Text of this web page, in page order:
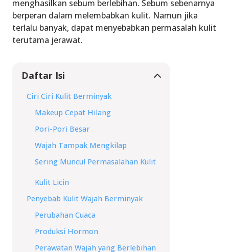
menghasilkan sebum berlebihan. Sebum sebenarnya
berperan dalam melembabkan kulit. Namun jika
terlalu banyak, dapat menyebabkan permasalah kulit
terutama jerawat.
Daftar Isi
Ciri Ciri Kulit Berminyak
Makeup Cepat Hilang
Pori-Pori Besar
Wajah Tampak Mengkilap
Sering Muncul Permasalahan Kulit
Kulit Licin
Penyebab Kulit Wajah Berminyak
Perubahan Cuaca
Produksi Hormon
Perawatan Wajah yang Berlebihan